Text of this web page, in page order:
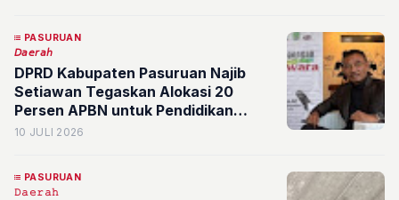
PASURUAN
𝘋𝘢𝘦𝘳𝘢𝘩
DPRD Kabupaten Pasuruan Najib
Setiawan Tegaskan Alokasi 20
Persen APBN untuk Pendidikan
Harus Berdampak Nyata bagi
10 JULI 2026
PASURUAN
𝙳𝚊𝚎𝚛𝚊𝚑